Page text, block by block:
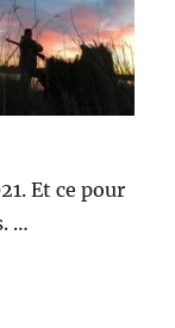
Et ce pour
…